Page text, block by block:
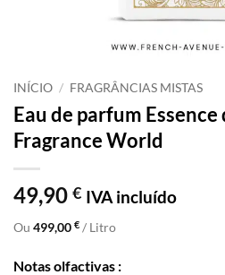
INÍCIO / FRAGRÂNCIAS MISTAS
Eau de parfum
Fragrance World
49,90 € IVA incluído
Ou 499,00 € / Litro
Notas olfactivas :